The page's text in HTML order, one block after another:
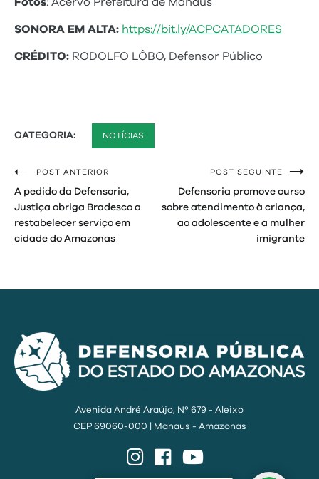
Fotos: Acervo Prefeitura de Manaus
SONORA EM ALTA: https://bit.ly/ACPCATADORES
CRÉDITO: RODOLFO LÔBO, Defensor Público
CATEGORIA: NOTÍCIAS
Navegação
de
Post
POST ANTERIOR
A pedido da Defensoria,
Justiça obriga Bradesco a
restabelecer serviço em
cidade do Amazonas
POST SEGUINTE
Defensoria promove curso
sobre atendimento à criança,
ao adolescente e a mulher
imigrante
Avenida André Araújo, Nº 679 - Aleixo
CEP 69060-000 | Manaus - Amazonas
InstagramFacebook